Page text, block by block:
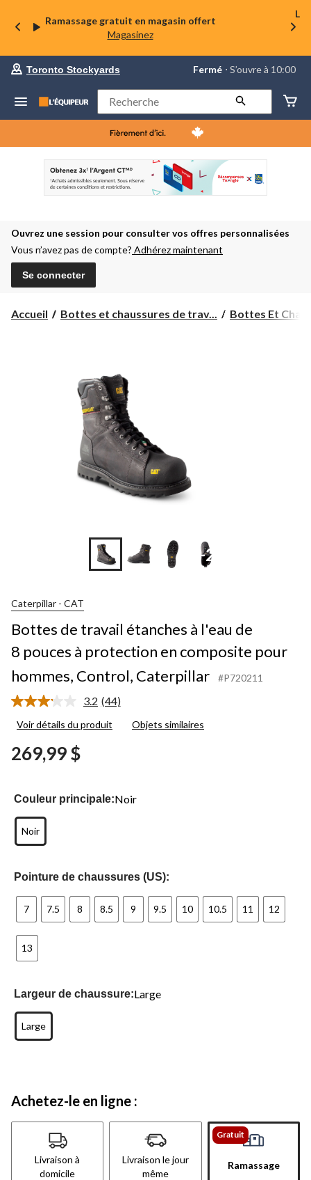
Ramassage gratuit en magasin offert
Magasinez
La
préféré
Toronto
Stockyards,
courament
Fermé,
à
à
10:00
Toronto Stockyards Fermé ⋅ S’ouvre à 10:00
Rechercher
Ouvrez une session pour consulter vos offres personnalisées
Vous n’avez pas de compte? Adhérez maintenant
Se connecter
Accueil Bottes et chaussures de trav... Bottes Et
+2
Caterpillar - CAT
Bottes de travail étanches à l'eau de
8 pouces à protection en composite pour
hommes, Control, Caterpillar
#P720211
3.2 Lire
44
page.
(44)
Voir détails du produit Objets similaires
269,99 $
Couleur principale:Noir
Noir
Pointure de chaussures (US):
7 7.5 8 8.5 9 9.5 10 10.5 11 12
13
Largeur de chaussure:Large
Large
Achetez-le en ligne :
Livraison à
domicile
Livraison le jour
même
Gratuit
Ramassage